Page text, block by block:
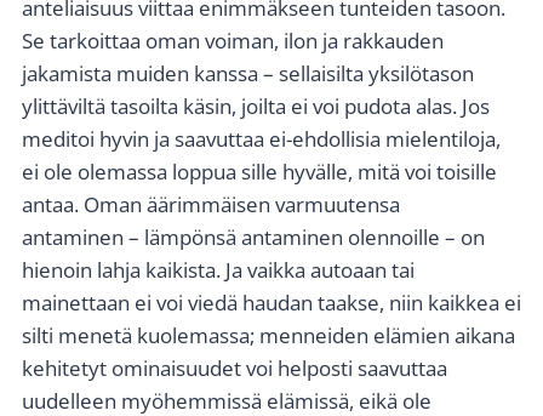
anteliaisuus viittaa enimmäkseen tunteiden tasoon.
Se tarkoittaa oman voiman, ilon ja rakkauden
jakamista muiden kanssa – sellaisilta yksilötason
ylittäviltä tasoilta käsin, joilta ei voi pudota alas. Jos
meditoi hyvin ja saavuttaa ei-ehdollisia mielentiloja,
ei ole olemassa loppua sille hyvälle, mitä voi toisille
antaa. Oman äärimmäisen varmuutensa
antaminen – lämpönsä antaminen olennoille – on
hienoin lahja kaikista. Ja vaikka autoaan tai
mainettaan ei voi viedä haudan taakse, niin kaikkea ei
silti menetä kuolemassa; menneiden elämien aikana
kehitetyt ominaisuudet voi helposti saavuttaa
uudelleen myöhemmissä elämissä, eikä ole